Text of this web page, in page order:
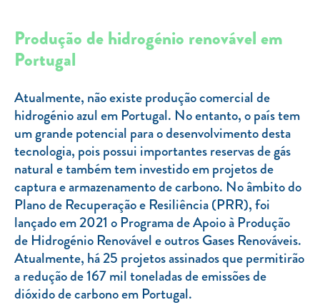
Produção de hidrogénio renovável em
Portugal
Atualmente, não existe produção comercial de
hidrogénio azul em Portugal. No entanto, o país tem
um grande potencial para o desenvolvimento desta
tecnologia, pois possui importantes reservas de gás
natural e também tem investido em projetos de
captura e armazenamento de carbono. No âmbito do
Plano de Recuperação e Resiliência (PRR), foi
lançado em 2021 o Programa de Apoio à Produção
de Hidrogénio Renovável e outros Gases Renováveis.
Atualmente, há 25 projetos assinados que permitirão
a redução de 167 mil toneladas de emissões de
dióxido de carbono em Portugal.